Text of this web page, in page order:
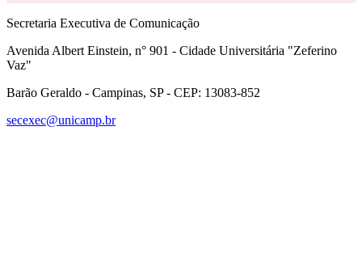
Secretaria Executiva de Comunicação
Avenida Albert Einstein, n° 901 - Cidade Universitária "Zeferino
Vaz"
Barão Geraldo - Campinas, SP - CEP: 13083-852
secexec@unicamp.br